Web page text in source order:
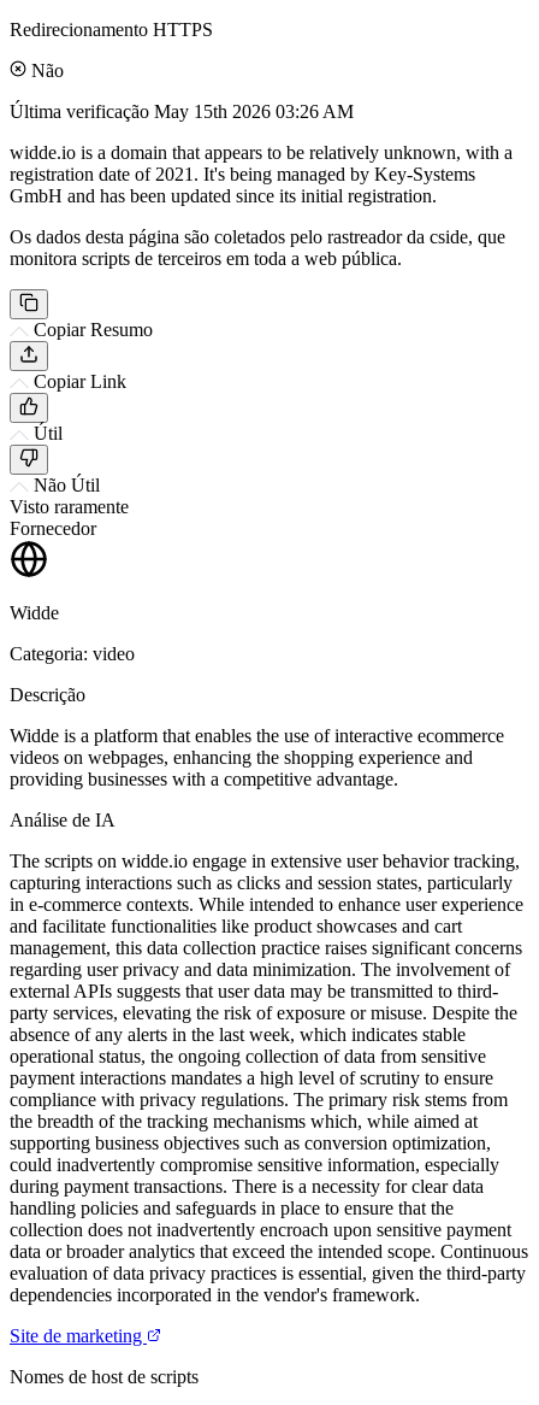
Redirecionamento HTTPS
Não
Última verificação May 15th 2026 03:26 AM
widde.io is a domain that appears to be relatively unknown, with a
registration date of 2021. It's being managed by Key-Systems
GmbH and has been updated since its initial registration.
Os dados desta página são coletados pelo rastreador da cside, que
monitora scripts de terceiros em toda a web pública.
Copiar Resumo
Copiar Link
Útil
Não Útil
Visto raramente
Fornecedor
Widde
Categoria: video
Descrição
Widde is a platform that enables the use of interactive ecommerce
videos on webpages, enhancing the shopping experience and
providing businesses with a competitive advantage.
Análise de IA
The scripts on widde.io engage in extensive user behavior tracking,
capturing interactions such as clicks and session states, particularly
in e-commerce contexts. While intended to enhance user experience
and facilitate functionalities like product showcases and cart
management, this data collection practice raises significant concerns
regarding user privacy and data minimization. The involvement of
external APIs suggests that user data may be transmitted to third-
party services, elevating the risk of exposure or misuse. Despite the
absence of any alerts in the last week, which indicates stable
operational status, the ongoing collection of data from sensitive
payment interactions mandates a high level of scrutiny to ensure
compliance with privacy regulations. The primary risk stems from
the breadth of the tracking mechanisms which, while aimed at
supporting business objectives such as conversion optimization,
could inadvertently compromise sensitive information, especially
during payment transactions. There is a necessity for clear data
handling policies and safeguards in place to ensure that the
collection does not inadvertently encroach upon sensitive payment
data or broader analytics that exceed the intended scope. Continuous
evaluation of data privacy practices is essential, given the third-party
dependencies incorporated in the vendor's framework.
Site de marketing
Nomes de host de scripts